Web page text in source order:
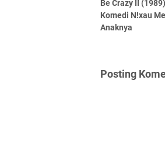
Be Crazy II
Komedi N!xau
Anaknya
Posting